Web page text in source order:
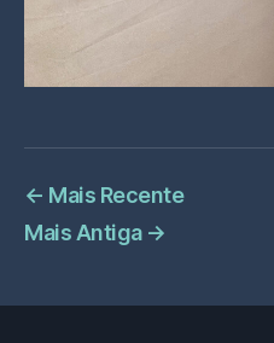
← Mais Recente
Mais Antiga →